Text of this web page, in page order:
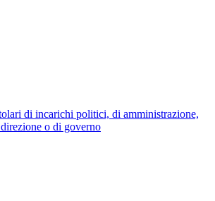
di incarichi politici, di amministrazione,
o di governo